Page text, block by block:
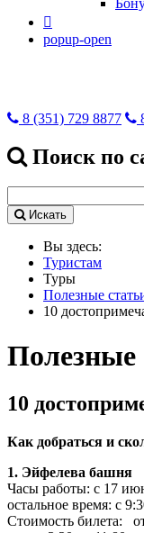

popup-open
8 (351) 729 8877
Поиск по
Искать
Вы здесь:
Туристам
Туры
Полезные
10
Полезные
10
Как добраться и
1. Эйфелева башня
Часы работы: с 17
остальное время: с
Стоимость билета: